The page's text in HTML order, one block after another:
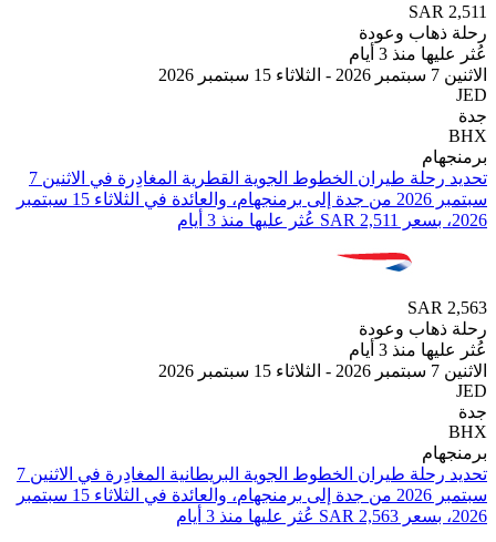
وعودة
3 أيام
تحديد رحلة طيران ⁦الخطوط الجوية القطرية⁩ المغادِرة في ⁦الاثنين 7
سبتمبر 2026⁩ من ⁦جدة⁩ إلى ⁦برمنجهام⁩، والعائدة في ⁦الثلاثاء 15 سبتمبر
وعودة
3 أيام
تحديد رحلة طيران ⁦الخطوط الجوية البريطانية⁩ المغادِرة في ⁦الاثنين 7
سبتمبر 2026⁩ من ⁦جدة⁩ إلى ⁦برمنجهام⁩، والعائدة في ⁦الثلاثاء 15 سبتمبر